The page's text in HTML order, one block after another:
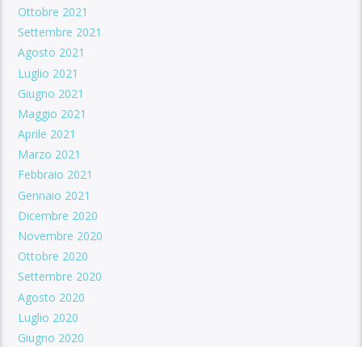
Ottobre 2021
Settembre 2021
Agosto 2021
Luglio 2021
Giugno 2021
Maggio 2021
Aprile 2021
Marzo 2021
Febbraio 2021
Gennaio 2021
Dicembre 2020
Novembre 2020
Ottobre 2020
Settembre 2020
Agosto 2020
Luglio 2020
Giugno 2020